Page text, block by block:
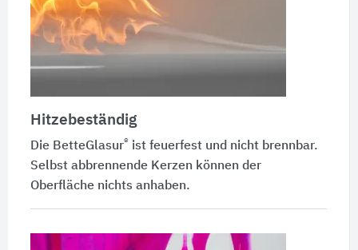
Hitzebeständig
Die BetteGlasur® ist feuerfest und nicht brennbar.
Selbst abbrennende Kerzen können der
Oberfläche nichts anhaben.